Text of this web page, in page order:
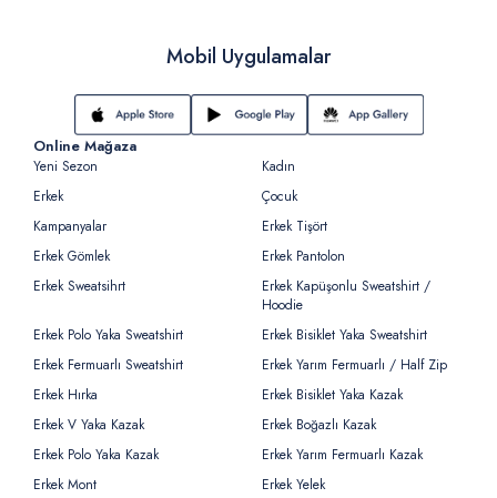
Mobil Uygulamalar
Online Mağaza
Yeni Sezon
Kadın
Erkek
Çocuk
Kampanyalar
Erkek Tişört
Erkek Gömlek
Erkek Pantolon
Erkek Sweatsihrt
Erkek Kapüşonlu Sweatshirt /
Hoodie
Erkek Polo Yaka Sweatshirt
Erkek Bisiklet Yaka Sweatshirt
Erkek Fermuarlı Sweatshirt
Erkek Yarım Fermuarlı / Half Zip
Erkek Hırka
Erkek Bisiklet Yaka Kazak
Erkek V Yaka Kazak
Erkek Boğazlı Kazak
Erkek Polo Yaka Kazak
Erkek Yarım Fermuarlı Kazak
Erkek Mont
Erkek Yelek